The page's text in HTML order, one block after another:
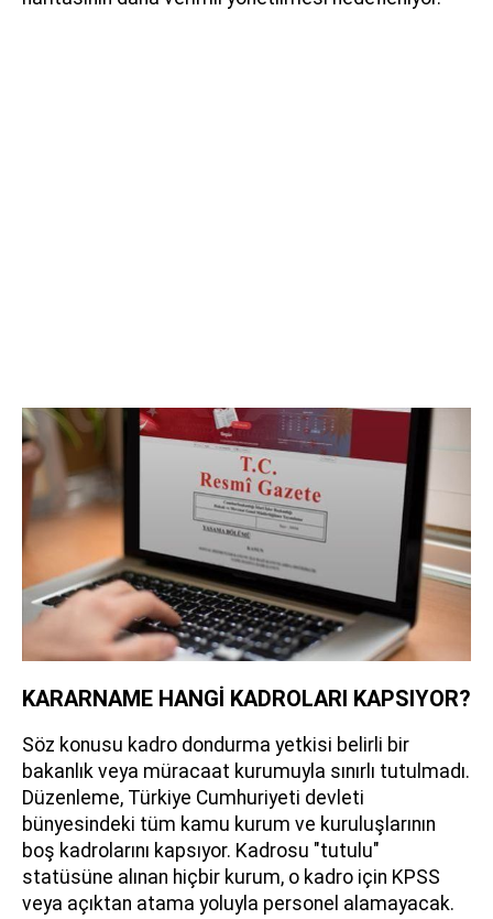
KARARNAME HANGİ KADROLARI KAPSIYOR?
Söz konusu kadro dondurma yetkisi belirli bir
bakanlık veya müracaat kurumuyla sınırlı tutulmadı.
Düzenleme, Türkiye Cumhuriyeti devleti
bünyesindeki tüm kamu kurum ve kuruluşlarının
boş kadrolarını kapsıyor. Kadrosu "tutulu"
statüsüne alınan hiçbir kurum, o kadro için KPSS
veya açıktan atama yoluyla personel alamayacak.